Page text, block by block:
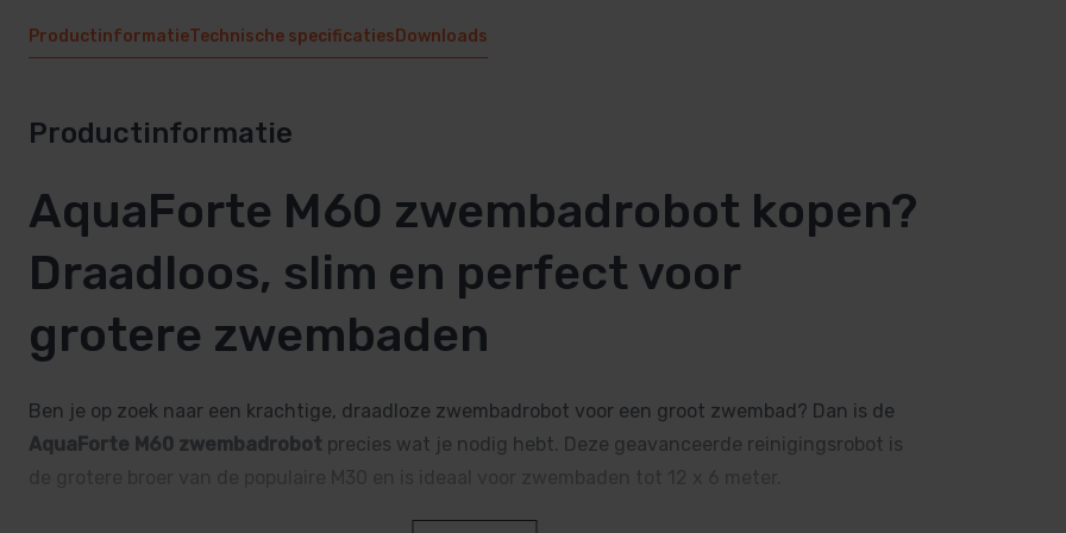
ProductinformatieTechnische specificaties Downloads
Productinformatie
AquaForte M60 zwembadrobot kopen?
Draadloos, slim en perfect voor
grotere zwembaden
Ben je op zoek naar een krachtige, draadloze zwembadrobot voor een groot zwembad? Dan is de
AquaForte M60 zwembadrobot precies wat je nodig hebt. Deze geavanceerde reinigingsrobot is